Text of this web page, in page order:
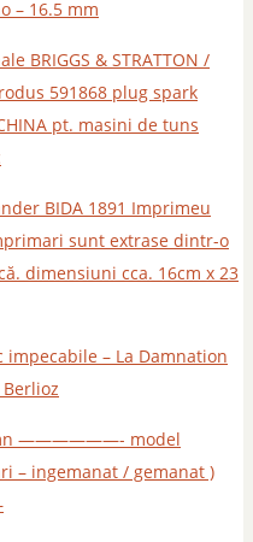
– 16.5 mm
BRIGGS & STRATTON /
591868 plug spark
pt. masini de tuns
BIDA 1891 Imprimeu
sunt extrase dintr-o
dimensiuni cca. 16cm x 23
impecabile – La Damnation
Berlioz
——————- model
– ingemanat / gemanat )